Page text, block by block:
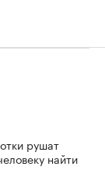
рушат
найти